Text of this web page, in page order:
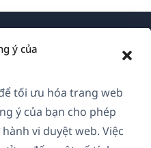
ý của
tối ưu hóa trang web
ý của bạn cho phép
vi duyệt web. Việc
Bảo mật